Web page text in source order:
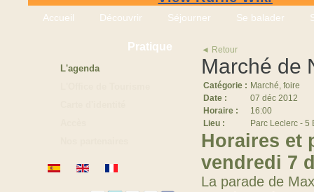
Accueil Découvrir Séjourner Se balader
Pratique
L'agenda
◄ Retour
Marché de
Catégorie : Marché, foire
Date :
07 déc 2012
Horaire :
16:00
Lieu :
Parc Leclerc - 5
Horaires et
vendredi 7
La parade de